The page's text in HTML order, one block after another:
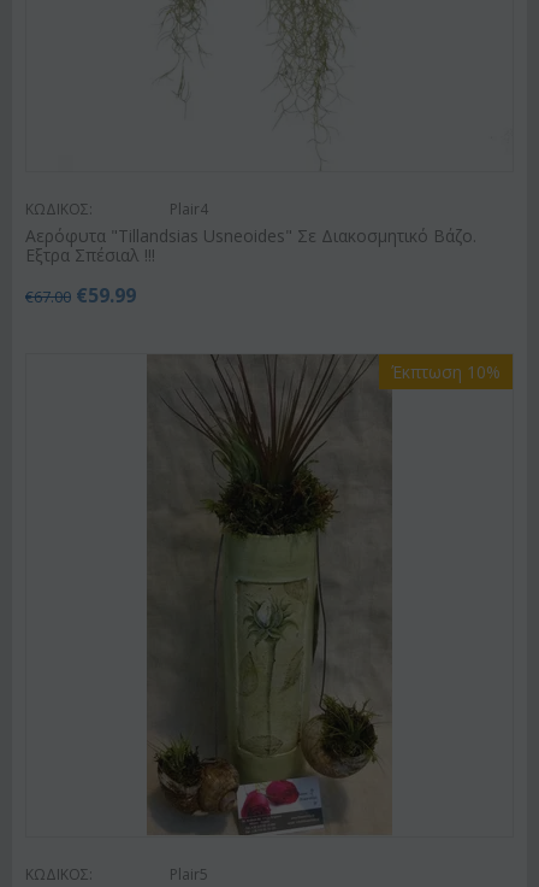
ΚΩΔΙΚΟΣ: Plair4
Αερόφυτα "Tillandsias Usneoides" Σε Διακοσμητικό Βάζο.
Εξτρα Σπέσιαλ !!!
€67.00 €59.99
Έκπτωση 10%
ΚΩΔΙΚΟΣ: Plair5